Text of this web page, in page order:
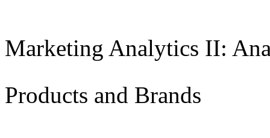
Marketing Analytics II:
Products and Brands